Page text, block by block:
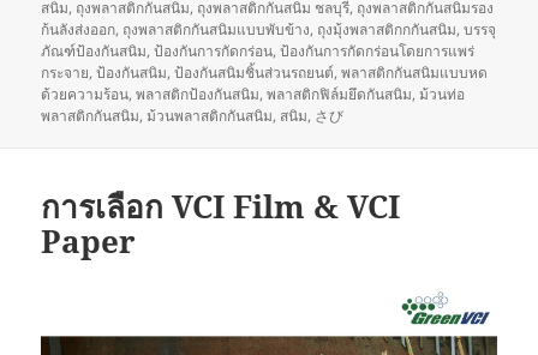
สนิม, ถุงพลาสติกกันสนิม, ถุงพลาสติกกันสนิม ชลบุรี, ถุงพลาสติกกันสนิมรอง
ก้นลังส่งออก, ถุงพลาสติกกันสนิมแบบพับข้าง, ถุงมุ้งพลาสติกกกันสนิม,บรรจุ
ภัณฑ์ป้องกันสนิม,ป้องกันการกัดกร่อน,ป้องกันการกัดกร่อนโดยการแพร่
กระจาย,ป้องกันสนิม,ป้องกันสนิมชิ้นส่วนรถยนต์,พลาสติกกันสนิมแบบหด
ด้วยความร้อน,พลาสติกป้องกันสนิม,พลาสติกฟิล์มยึดกันสนิม,ม้วนท่อ
พลาสติกกันสนิม,ม้วนพลาสติกกันสนิม, สนิม, さび
การเลือก VCI Film & VCI
Paper